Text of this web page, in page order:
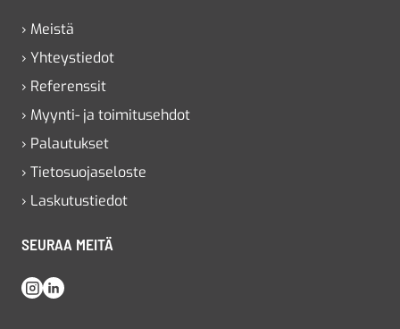
› Meistä
› Yhteystiedot
› Referenssit
› Myynti- ja toimitusehdot
› Palautukset
› Tietosuojaseloste
› Laskutustiedot
SEURAA MEITÄ
Instagram
LinkedIn